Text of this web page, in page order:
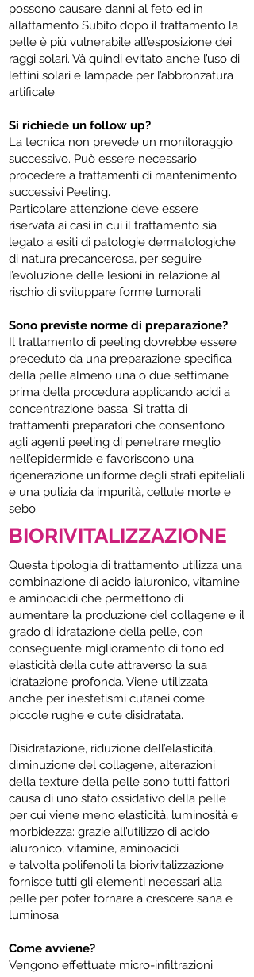
possono causare danni al feto ed in
allattamento Subito dopo il trattamento la
pelle è più vulnerabile all’esposizione dei
raggi solari. Và quindi evitato anche l’uso di
lettini solari e lampade per l’abbronzatura
artificale.
Si richiede un follow up?
La tecnica non prevede un monitoraggio
successivo. Può essere necessario
procedere a trattamenti di mantenimento
successivi Peeling.
Particolare attenzione deve essere
riservata ai casi in cui il trattamento sia
legato a esiti di patologie dermatologiche
di natura precancerosa, per seguire
l’evoluzione delle lesioni in relazione al
rischio di sviluppare forme tumorali.
Sono previste norme di preparazione?
Il trattamento di peeling dovrebbe essere
preceduto da una preparazione specifica
della pelle almeno una o due settimane
prima della procedura applicando acidi a
concentrazione bassa. Si tratta di
trattamenti preparatori che consentono
agli agenti peeling di penetrare meglio
nell’epidermide e favoriscono una
rigenerazione uniforme degli strati epiteliali
e una pulizia da impurità, cellule morte e
sebo.
BIORIVITALIZZAZIONE
Questa tipologia di trattamento utilizza una
combinazione di acido ialuronico, vitamine
e aminoacidi che permettono di
aumentare la produzione del collagene e il
grado di idratazione della pelle, con
conseguente miglioramento di tono ed
elasticità della cute attraverso la sua
idratazione profonda. Viene utilizzata
anche per inestetismi cutanei come
piccole rughe e cute disidratata.
Disidratazione, riduzione dell’elasticità,
diminuzione del collagene, alterazioni
della texture della pelle sono tutti fattori
causa di uno stato ossidativo della pelle
per cui viene meno elasticità, luminosità e
morbidezza: grazie all’utilizzo di acido
ialuronico, vitamine, aminoacidi
e talvolta polifenoli la biorivitalizzazione
fornisce tutti gli elementi necessari alla
pelle per poter tornare a crescere sana e
luminosa.
Come avviene?
Vengono effettuate micro-infiltrazioni